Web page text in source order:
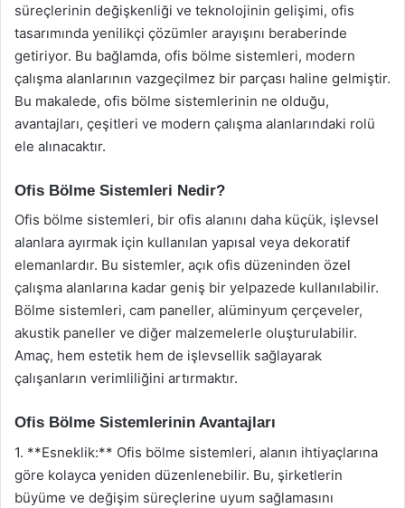
süreçlerinin değişkenliği ve teknolojinin gelişimi, ofis
tasarımında yenilikçi çözümler arayışını beraberinde
getiriyor. Bu bağlamda, ofis bölme sistemleri, modern
çalışma alanlarının vazgeçilmez bir parçası haline gelmiştir.
Bu makalede, ofis bölme sistemlerinin ne olduğu,
avantajları, çeşitleri ve modern çalışma alanlarındaki rolü
ele alınacaktır.
Ofis Bölme Sistemleri Nedir?
Ofis bölme sistemleri, bir ofis alanını daha küçük, işlevsel
alanlara ayırmak için kullanılan yapısal veya dekoratif
elemanlardır. Bu sistemler, açık ofis düzeninden özel
çalışma alanlarına kadar geniş bir yelpazede kullanılabilir.
Bölme sistemleri, cam paneller, alüminyum çerçeveler,
akustik paneller ve diğer malzemelerle oluşturulabilir.
Amaç, hem estetik hem de işlevsellik sağlayarak
çalışanların verimliliğini artırmaktır.
Ofis Bölme Sistemlerinin Avantajları
1. **Esneklik:** Ofis bölme sistemleri, alanın ihtiyaçlarına
göre kolayca yeniden düzenlenebilir. Bu, şirketlerin
büyüme ve değişim süreçlerine uyum sağlamasını